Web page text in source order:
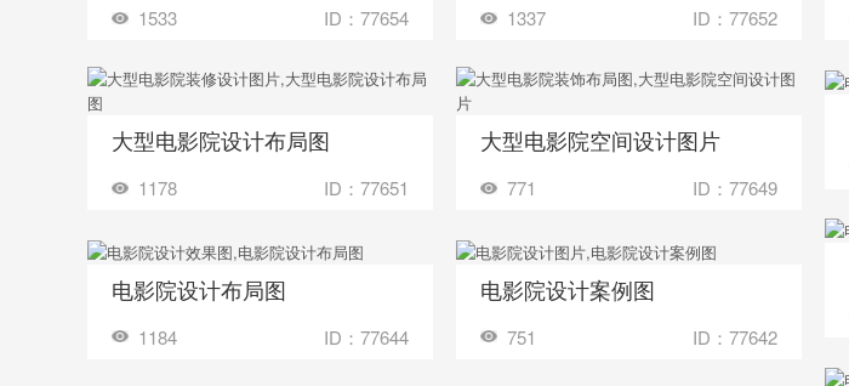
1533 ID：77654 1337 ID：77652
收藏 装修成这样要花多少钱？
大型电影院设计布局图
1178 ID：77651
收藏 装修成这样要花多少钱？
大型电影院空间设计图片
771 ID：77649
收藏 装修成这样要花多少钱？
电影院设计布局图
1184 ID：77644
收藏 装修成这样要花多少钱？
电影院设计案例图
751 ID：77642